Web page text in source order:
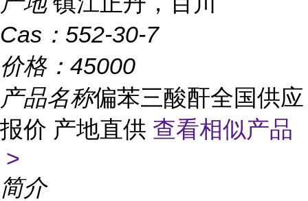
Cas： 552-30-7
价格： 45000
产品名称偏苯三酸酐全国供应
报价 产地直供 查看相似产品
>
简介